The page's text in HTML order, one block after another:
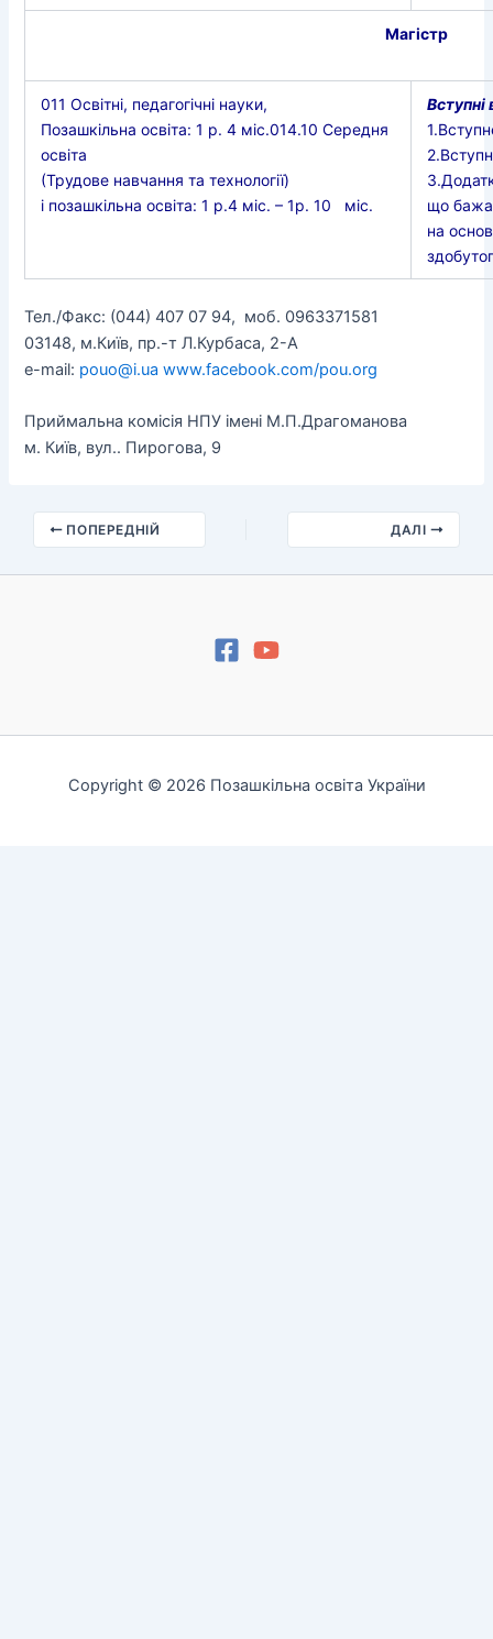
Магістр
011 Освітні, педагогічні науки,
Позашкільна освіта: 1 р. 4 міс.014.10 Середня
освіта
(Трудове навчання та технології)
і позашкільна освіта: 1 р.4 міс. – 1р. 10 міс.
що
на
Тел./Факс: (044) 407 07 94, моб. 0963371581
03148, м.Київ, пр.-т Л.Курбаса, 2-А
e-mail: pouo@i.ua www.facebook.com/pou.org
Приймальна комісія НПУ імені М.П.Драгоманова
м. Київ, вул.. Пирогова, 9
ПОПЕРЕДНІЙ ДАЛІ
Copyright © 2026 Позашкільна освіта України